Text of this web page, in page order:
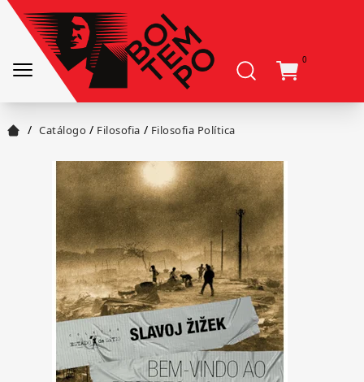
0
/ Catálogo / Filosofia / Filosofia Política